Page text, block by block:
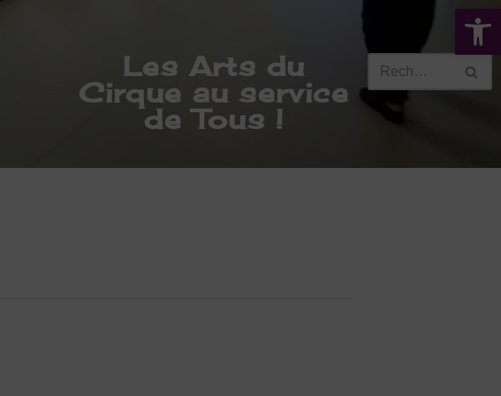
Ouvrir
Les Arts du
Cirque au service
de Tous !